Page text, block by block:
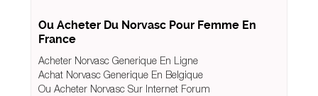
Ou Acheter Du Norvasc Pour Femme En
France
Acheter Norvasc Generique En Ligne
Achat Norvasc Generique En Belgique
Ou Acheter Norvasc Sur Internet Forum